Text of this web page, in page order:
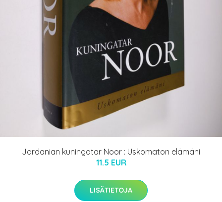
Jordanian kuningatar Noor : Uskomaton elämäni
11.5 EUR
LISÄTIETOJA